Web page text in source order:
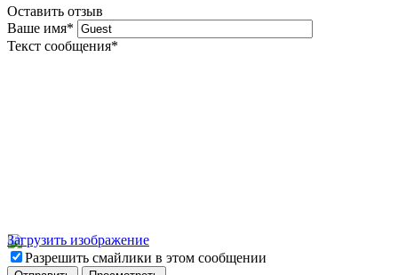
Оставить отзыв
Ваше имя*
Текст сообщения*
Загрузить изображение
Разрешить смайлики в этом сообщении